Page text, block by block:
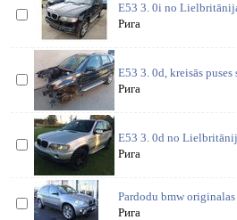
E53 3. 0i no
Рига
E53 3. 0d, kreisās
Рига
E53 3. 0d no
Рига
Pardodu bmw
Рига